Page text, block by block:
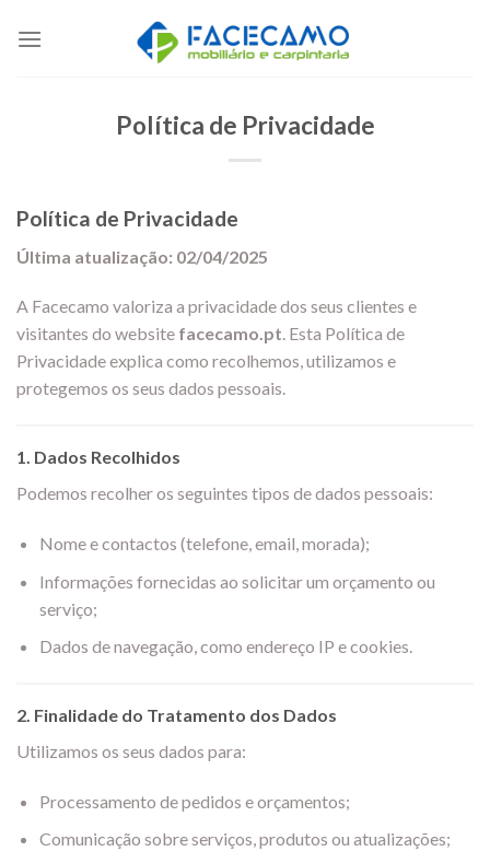
Política de Privacidade
Política de Privacidade
Última atualização: 02/04/2025
A Facecamo valoriza a privacidade dos seus clientes e
visitantes do website facecamo.pt. Esta Política de
Privacidade explica como recolhemos, utilizamos e
protegemos os seus dados pessoais.
1. Dados Recolhidos
Podemos recolher os seguintes tipos de dados pessoais:
Nome e contactos (telefone, email, morada);
Informações fornecidas ao solicitar um orçamento ou
serviço;
Dados de navegação, como endereço IP e cookies.
2. Finalidade do Tratamento dos Dados
Utilizamos os seus dados para:
Processamento de pedidos e orçamentos;
Comunicação sobre serviços, produtos ou atualizações;